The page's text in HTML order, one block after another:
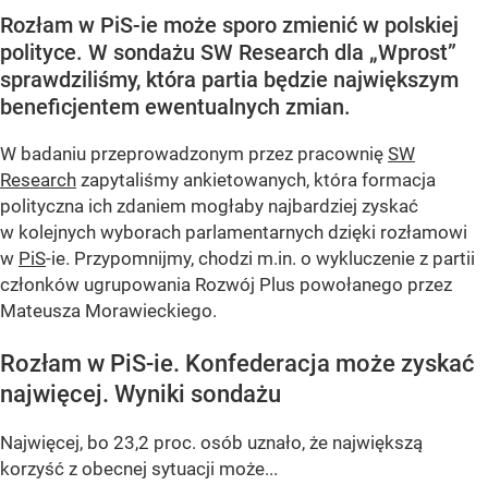
Rozłam w PiS-ie może sporo zmienić w polskiej
polityce. W sondażu SW Research dla „Wprost”
sprawdziliśmy, która partia będzie największym
beneficjentem ewentualnych zmian.
W badaniu przeprowadzonym przez pracownię SW
Research zapytaliśmy ankietowanych, która formacja
polityczna ich zdaniem mogłaby najbardziej zyskać
w kolejnych wyborach parlamentarnych dzięki rozłamowi
w PiS-ie. Przypomnijmy, chodzi m.in. o wykluczenie z partii
członków ugrupowania Rozwój Plus powołanego przez
Mateusza Morawieckiego.
Rozłam w PiS-ie. Konfederacja może zyskać
najwięcej. Wyniki sondażu
Najwięcej, bo 23,2 proc. osób uznało, że największą
korzyść z obecnej sytuacji może...